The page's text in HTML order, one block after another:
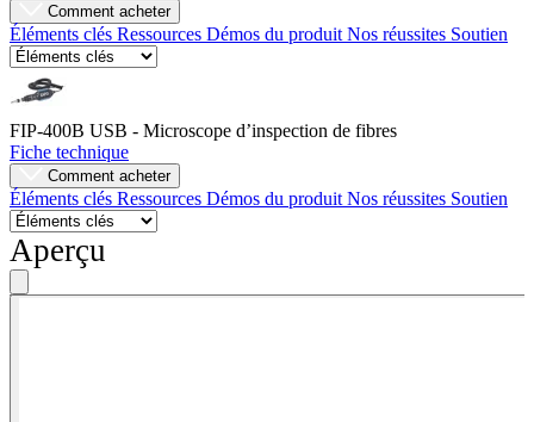
Entreprise
Emploi
Partenaires
Fournisseurs
Comment acheter
Éléments clés Ressources Démos du produit Nos réussites Soutien
FIP-400B USB - Microscope d’inspection de fibres
Fiche technique
Comment acheter
Éléments clés Ressources Démos du produit Nos réussites Soutien
Aperçu